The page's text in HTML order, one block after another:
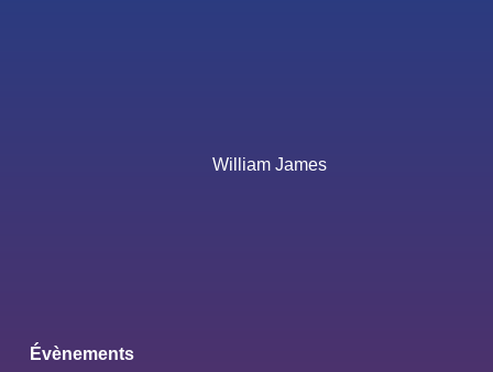
William James
Évènements